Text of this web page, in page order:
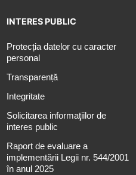
INTERES PUBLIC
Protecția datelor cu caracter
personal
Transparență
Integritate
Solicitarea informaţiilor de
interes public
Raport de evaluare a
implementării Legii nr. 544/2001
în anul 2025